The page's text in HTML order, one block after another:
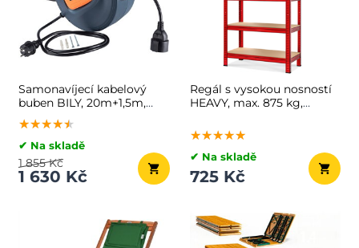
Samonavíjecí kabelový
buben BILY, 20m+1,5m,
šedá/oranžová
★★★★★
★★★★★
★★★★★
✔ Na skladě
1 630 Kč
1 855 Kč
Regál s vysokou nosností
HEAVY, max. 875 kg,
★★★★★
★★★★★
★★★★★
✔ Na skladě
725 Kč